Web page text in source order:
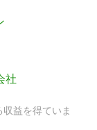
社
益を得ていま